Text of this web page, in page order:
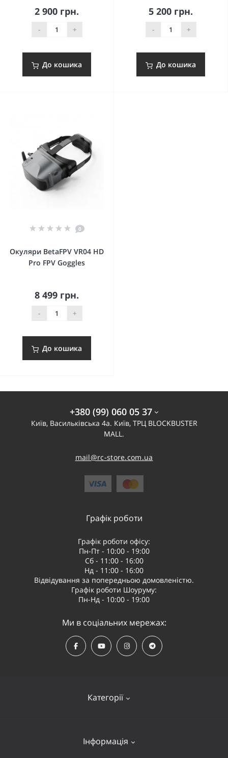
2 900 грн.
- +
До кошика
5 200 грн.
- +
До кошика
0
Окуляри BetaFPV VR04 HD
Pro FPV Goggles
8 499 грн.
- +
До кошика
+380 (99) 060 05 37
Київ, Васильківська 4а. Київ, ТРЦ BLOCKBUSTER
MALL.
mail@rc-store.com.ua
Категорії
Квадрокоптери
Інформація
Графік роботи
Графік роботи офісу:
Пн-Пт - 10:00 - 19:00
Сб - 11:00 - 16:00
Нд - 11:00 - 16:00
Відвідування за попередньою домовленістю.
Графік роботи Шоуруму:
Пн-Нд - 10:00 - 19:00
Ми в соціальних мережах: